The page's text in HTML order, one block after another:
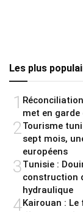
Les plus
1
met en
2Tourisme
sept mois,
européens
3Tunisie :
construction
hydraulique
4Kairouan :